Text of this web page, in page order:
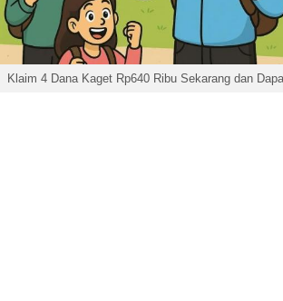
Klaim 4 Dana Kaget Rp640 Ribu Sekarang dan